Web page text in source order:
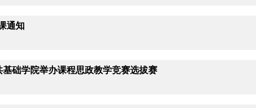
通知
础学院举办课程思政教学竞赛选拔赛